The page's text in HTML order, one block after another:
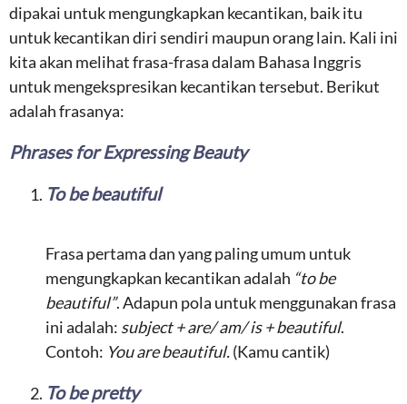
dipakai untuk mengungkapkan kecantikan, baik itu
untuk kecantikan diri sendiri maupun orang lain. Kali ini
kita akan melihat frasa-frasa dalam Bahasa Inggris
untuk mengekspresikan kecantikan tersebut. Berikut
adalah frasanya:
Phrases for Expressing Beauty
To be beautiful
Frasa pertama dan yang paling umum untuk
mengungkapkan kecantikan adalah “to be
beautiful”. Adapun pola untuk menggunakan frasa
ini adalah: subject + are/ am/ is + beautiful.
Contoh: You are beautiful.(Kamu cantik)
To be pretty